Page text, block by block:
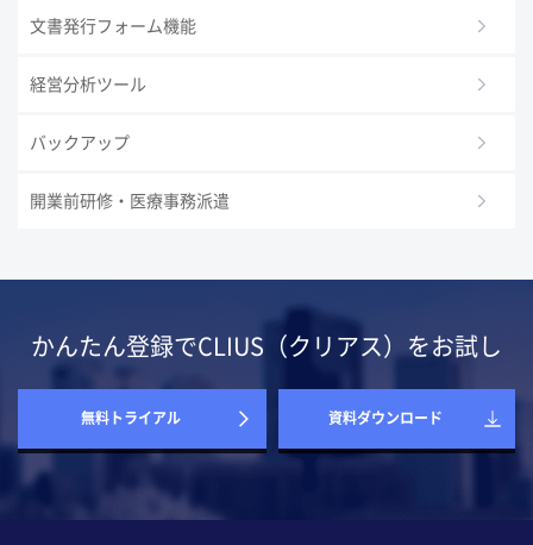
文書発行フォーム機能
経営分析ツール
バックアップ
開業前研修・医療事務派遣
かんたん登録でCLIUS（クリアス）をお試し
無料トライアル 資料ダウンロード